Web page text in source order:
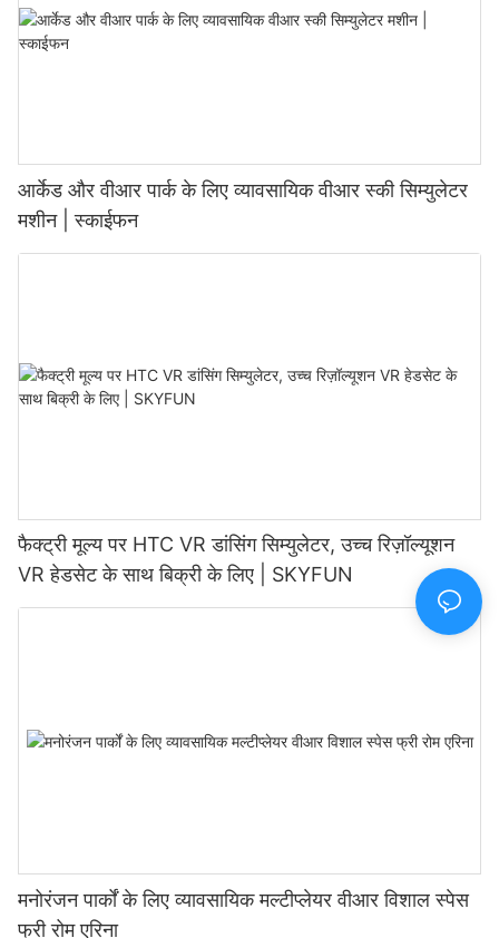
आर्केड और वीआर पार्क के लिए व्यावसायिक वीआर स्की सिम्युलेटर
मशीन | स्काईफन
फैक्ट्री मूल्य पर HTC VR डांसिंग सिम्युलेटर, उच्च रिज़ॉल्यूशन
VR हेडसेट के साथ बिक्री के लिए | SKYFUN
मनोरंजन पार्कों के लिए व्यावसायिक मल्टीप्लेयर वीआर विशाल स्पेस
फ्री रोम एरिना